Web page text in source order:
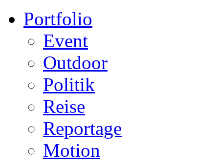
Portfolio
Event
Outdoor
Politik
Reise
Reportage
Motion